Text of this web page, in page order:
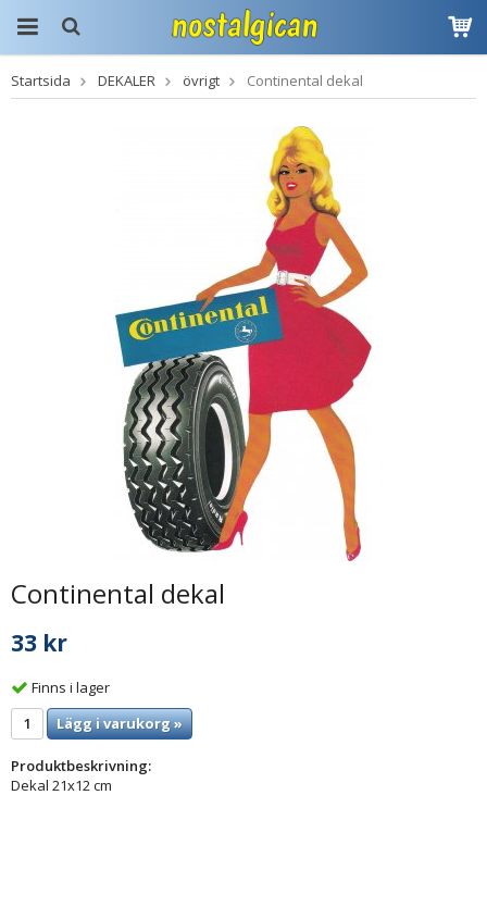
Produkten har blivit
tillagd i varukorgen
Startsida DEKALER övrigt Continental dekal
Continental dekal
33 kr
Finns i lager
Lägg i varukorg »
Produktbeskrivning:
Dekal 21x12 cm